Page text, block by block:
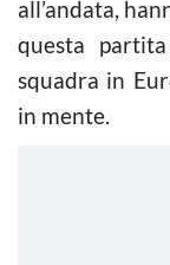
all’andata,
questa
squadra in
in mente.